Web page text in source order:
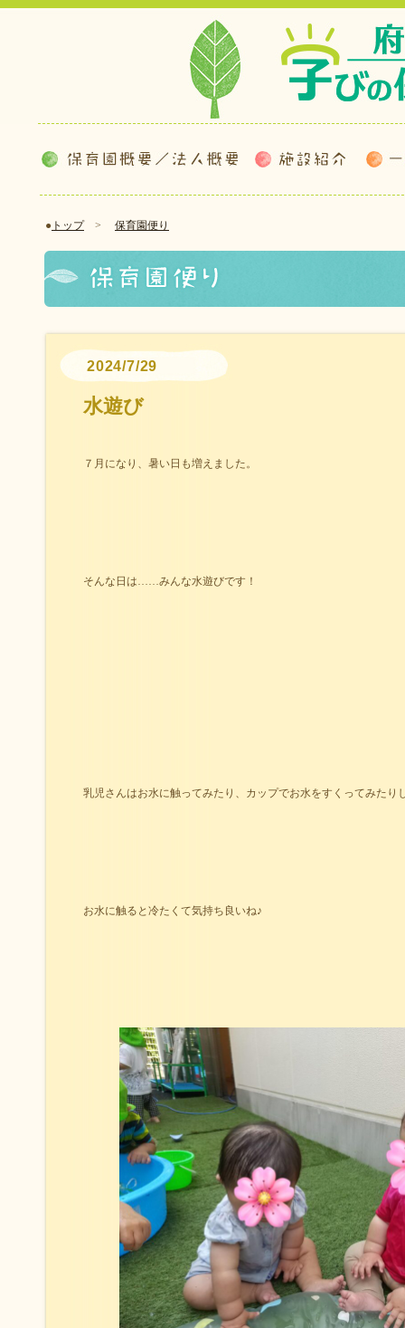
● トップ> 保育園便り
2024/7/29
水遊び
７月になり、暑い日も増えました。
そんな日は……みんな水遊びです！
乳児さんはお水に触ってみたり、カップでお水をすくってみたり
お水に触ると冷たくて気持ち良いね♪